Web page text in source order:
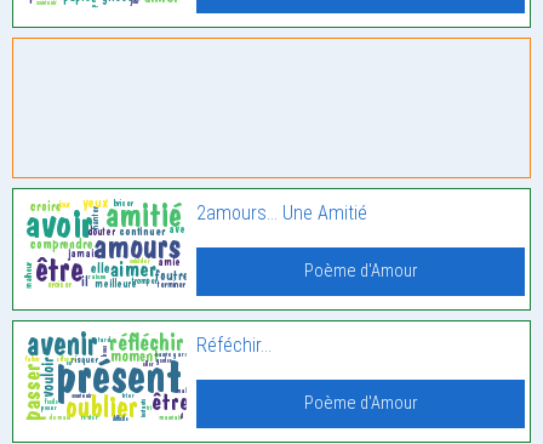
2amours… Une Amitié
Poème d'Amour
Réféchir…
Poème d'Amour